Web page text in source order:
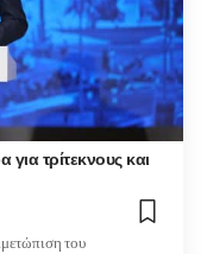
τρίτεκνους και
του